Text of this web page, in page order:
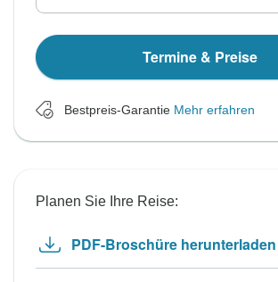
Termine & Preise
Bestpreis-Garantie Mehr erfahren
Planen Sie Ihre Reise:
PDF-Broschüre herunterladen